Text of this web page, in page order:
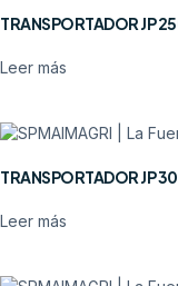
TRANSPORTADOR JP
Leer más
TRANSPORTADOR JP
Leer más